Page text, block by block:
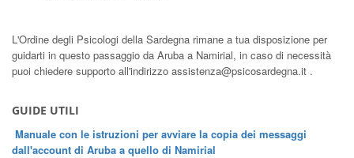
L'Ordine degli Psicologi della Sardegna rimane a tua disposizione per
guidarti in questo passaggio da Aruba a Namirial, in caso di necessità
puoi chiedere supporto all'indirizzo assistenza@psicosardegna.it .
GUIDE UTILI
Manuale con le istruzioni per avviare la copia dei messaggi
dall'account di Aruba a quello di Namirial